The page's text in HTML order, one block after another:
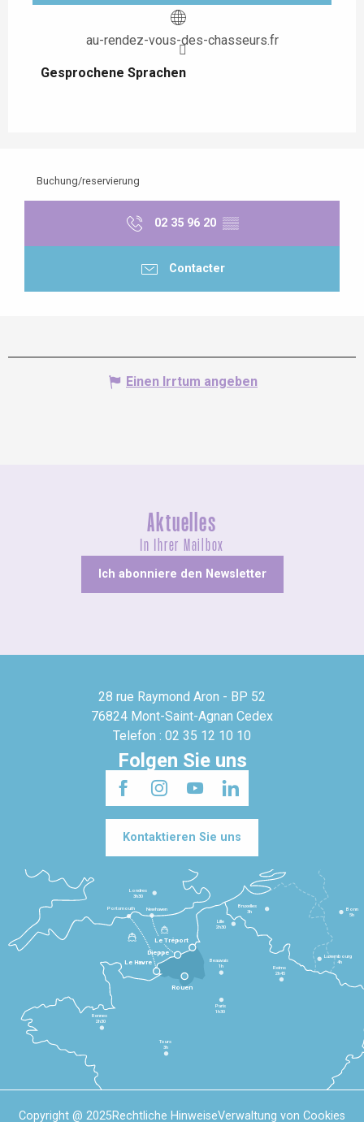
au-rendez-vous-des-chasseurs.fr
Gesprochene Sprachen
Gesprochene Sprachen
Buchung/reservierung
02 35 96 20 ▒▒
Contacter
Einen Irrtum angeben
Aktuelles
In Ihrer Mailbox
Ich abonniere den Newsletter
28 rue Raymond Aron - BP 52
76824 Mont-Saint-Agnan Cedex
Telefon : 02 35 12 10 10
Folgen Sie uns
Kontaktieren Sie uns
Le Havre
Dieppe
Le Tréport
Rennes
2h30
Tours
3h
Paris
1h30
Beauvais
1h
Reims
2h45
Lille
2h30
Bruxelles
3h
Londres
3h30
Newhaven
Portsmouth
Bonn
5h
Luxembourg
4h
Rouen
Copyright @ 2025Rechtliche HinweiseVerwaltung von Cookies